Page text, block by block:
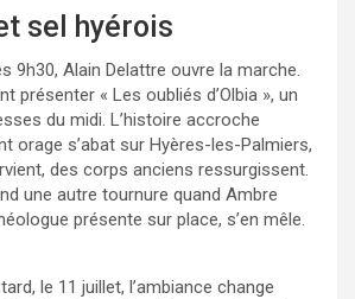
sel hyérois
9h30, Alain Delattre ouvre la marche.
présenter « Les oubliés d’Olbia », un
du midi. L’histoire accroche
orage s’abat sur Hyères-les-Palmiers,
des corps anciens ressurgissent.
une autre tournure quand Ambre
présente sur place, s’en mêle.
le 11 juillet, l’ambiance change